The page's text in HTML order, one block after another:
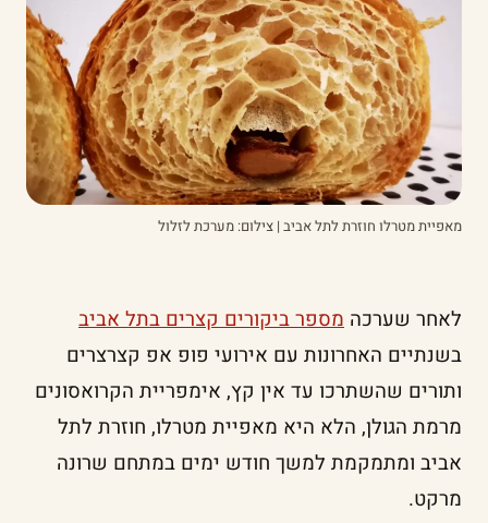
מאפיית מטרלו חוזרת לתל אביב | צילום: מערכת לזלול
לאחר שערכה מספר ביקורים קצרים בתל אביב
בשנתיים האחרונות עם אירועי פופ אפ קצרצרים
ותורים שהשתרכו עד אין קץ, אימפריית הקרואסונים
מרמת הגולן, הלא היא מאפיית מטרלו, חוזרת לתל
אביב ומתמקמת למשך חודש ימים במתחם שרונה
מרקט.